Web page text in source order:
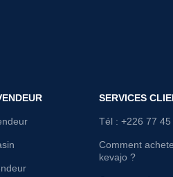
SERVICES
Tél : +226 77 45
Comment
kevajo ?